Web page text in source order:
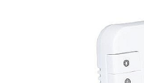
CENTRALE MIXTE LEMN/PELET
POMPE DE CALDURA AER-APA